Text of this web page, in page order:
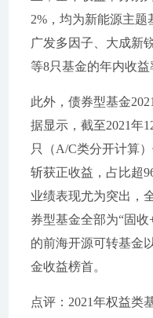
2%，均为新能源主题
广发多因子、大成新
等8只基金的年内收益
此外，债券型基金
据显示，截至2021年
只（A/C类分开计算
斩获正收益，占比超
业绩表现尤为突出，
券型基金全部为“固
的前海开源可转基金
金收益榜首。
点评：2021年权益类